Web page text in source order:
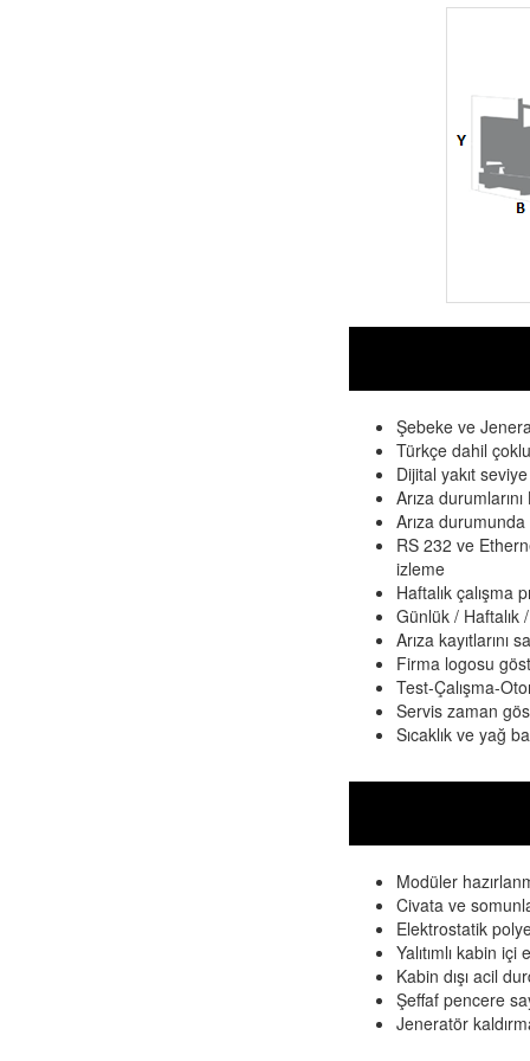
Şebeke ve
Türkçe dahil
Dijital yakıt
Arıza
Arıza
RS 232 ve
izleme
Haftalık çalışma
Günlük / Haftalık
Arıza kayıtlarını
Firma logosu
Test-Çalışma-
Servis zaman
Sıcaklık ve yağ
Modüler
Civata ve
Elektrostatik
Yalıtımlı kabin
Kabin dışı acil
Şeffaf pencere
Jeneratör